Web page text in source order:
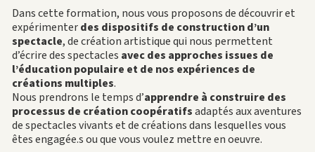
Dans cette formation, nous vous proposons de découvrir et
expérimenterdes dispositifs de construction d’un
spectacle, de création artistique qui nous permettent
d’écrire des spectacles avec des approches issues de
l’éducation populaire et de nos expériences de
créations multiples.
Nous prendrons le temps d’apprendre à construire des
processus de création coopératifsadaptés aux aventures
de spectacles vivants et de créations dans lesquelles vous
êtes engagée.s ou que vous voulez mettre en oeuvre.